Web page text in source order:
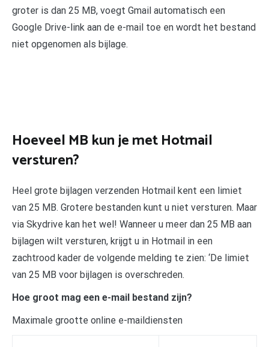
groter is dan 25 MB, voegt Gmail automatisch een
Google Drive-link aan de e-mail toe en wordt het bestand
niet opgenomen als bijlage.
Hoeveel MB kun je met Hotmail
versturen?
Heel grote bijlagen verzenden Hotmail kent een limiet
van 25 MB. Grotere bestanden kunt u niet versturen. Maar
via Skydrive kan het wel! Wanneer u meer dan 25 MB aan
bijlagen wilt versturen, krijgt u in Hotmail in een
zachtrood kader de volgende melding te zien: ‘De limiet
van 25 MB voor bijlagen is overschreden.
Hoe groot mag een e-mail bestand zijn?
Maximale grootte online e-maildiensten